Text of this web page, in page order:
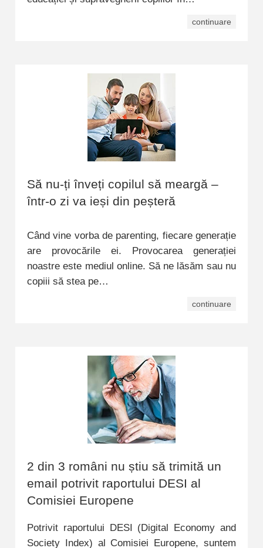
continuare
Să nu-ți înveți copilul să meargă –
într-o zi va ieși din peșteră
Când vine vorba de parenting, fiecare generație
are provocările ei. Provocarea generației
noastre este mediul online. Să ne lăsăm sau nu
copiii să stea pe…
continuare
2 din 3 români nu știu să trimită un
email potrivit raportului DESI al
Comisiei Europene
Potrivit raportului DESI (Digital Economy and
Society Index) al Comisiei Europene, suntem